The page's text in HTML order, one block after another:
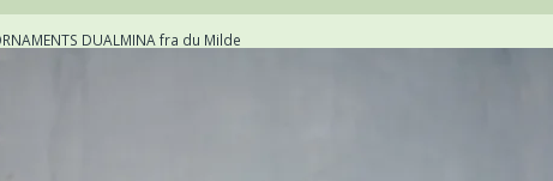
DUALMINA fra du Milde